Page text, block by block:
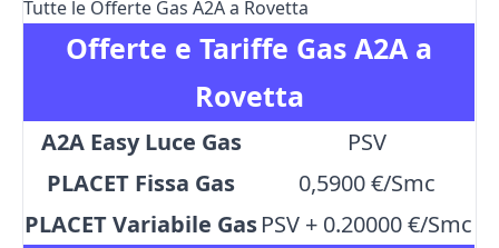
Tutte le Offerte Gas A2A a Rovetta
Offerte e Tariffe Gas A2A a
Rovetta
A2A Easy Luce Gas
PSV
PLACET Fissa Gas
0,5900 €/Smc
PLACET Variabile GasPSV + 0.20000 €/Smc